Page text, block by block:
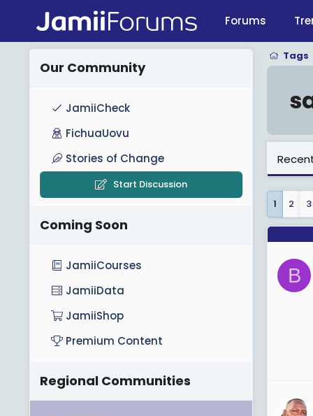
Forums
Tags
1 2 3
B
Our Community
JamiiCheck
FichuaUovu
Stories of Change
Start Discussion
Coming Soon
JamiiCourses
JamiiData
JamiiShop
Premium Content
Regional Communities